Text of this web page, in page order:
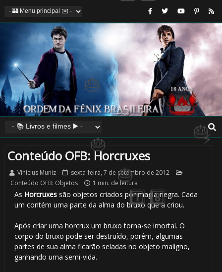
Conteúdo OFB: Horcruxes
Vinícius Muniz
sexta-feira, 7 de setembro de 2012
Conteúdo OFB: Objetos
1 min. de leitura
As Horcruxessão objetos criados por magia negra. Cada
um contém uma parte da alma do bruxo que a criou.
Após criar uma horcrux um bruxo torna-se imortal. O
corpo do bruxo pode ser destruído, porém, algumas
partes de sua alma ficarão seladas no objeto maligno,
ganhando uma semi-vida.
🎈 🎂